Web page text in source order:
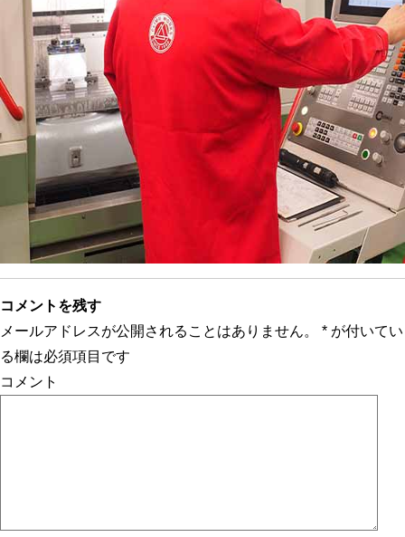
コメントを残す
メールアドレスが公開されることはありません。
* が付いてい
る欄は必須項目です
コメント